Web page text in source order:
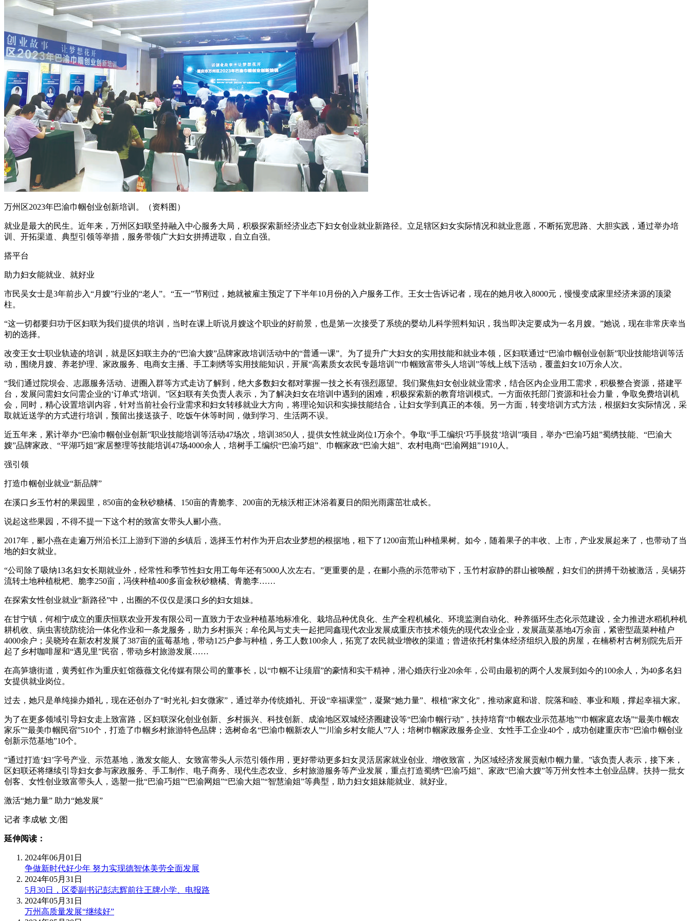
万州区2023年巴渝巾帼创业创新培训。（资料图）
就业是最大的民生。近年来，万州区妇联坚持融入中心服务大局，积极探索新经济业态下妇女创业就业新路径。立足辖区妇女实际情况和就业意愿，不断拓宽思路、大胆实践，通过举办培
训、开拓渠道、典型引领等举措，服务带领广大妇女拼搏进取，自立自强。
搭平台
助力妇女能就业、就好业
市民吴女士是3年前步入“月嫂”行业的“老人”。“五一”节刚过，她就被雇主预定了下半年10月份的入户服务工作。王女士告诉记者，现在的她月收入8000元，慢慢变成家里经济来源的顶梁
柱。
“这一切都要归功于区妇联为我们提供的培训，当时在课上听说月嫂这个职业的好前景，也是第一次接受了系统的婴幼儿科学照料知识，我当即决定要成为一名月嫂。”她说，现在非常庆幸当
初的选择。
改变王女士职业轨迹的培训，就是区妇联主办的“巴渝大嫂”品牌家政培训活动中的“普通一课”。为了提升广大妇女的实用技能和就业本领，区妇联通过“巴渝巾帼创业创新”职业技能培训等活
动，围绕月嫂、养老护理、家政服务、电商女主播、手工刺绣等实用技能知识，开展“高素质女农民专题培训”“巾帼致富带头人培训”等线上线下活动，覆盖妇女10万余人次。
“我们通过院坝会、志愿服务活动、进圈入群等方式走访了解到，绝大多数妇女都对掌握一技之长有强烈愿望。我们聚焦妇女创业就业需求，结合区内企业用工需求，积极整合资源，搭建平
台，发展问需妇女问需企业的‘订单式’培训。”区妇联有关负责人表示，为了解决妇女在培训中遇到的困难，积极探索新的教育培训模式。一方面依托部门资源和社会力量，争取免费培训机
会，同时，精心设置培训内容，针对当前社会行业需求和妇女转移就业大方向，将理论知识和实操技能结合，让妇女学到真正的本领。另一方面，转变培训方式方法，根据妇女实际情况，采
取就近送学的方式进行培训，预留出接送孩子、吃饭午休等时间，做到学习、生活两不误。
近五年来，累计举办“巴渝巾帼创业创新”职业技能培训等活动47场次，培训3850人，提供女性就业岗位1万余个。争取“手工编织‘巧手脱贫’培训”项目，举办“巴渝巧姐”蜀绣技能、“巴渝大
嫂”品牌家政、“平湖巧姐”家居整理等技能培训47场4000余人，培树手工编织“巴渝巧姐”、巾帼家政“巴渝大姐”、农村电商“巴渝网姐”1910人。
强引领
打造巾帼创业就业“新品牌”
在溪口乡玉竹村的果园里，850亩的金秋砂糖橘、150亩的青脆李、200亩的无核沃柑正沐浴着夏日的阳光雨露茁壮成长。
说起这些果园，不得不提一下这个村的致富女带头人郦小燕。
2017年，郦小燕在走遍万州沿长江上游到下游的乡镇后，选择玉竹村作为开启农业梦想的根据地，租下了1200亩荒山种植果树。如今，随着果子的丰收、上市，产业发展起来了，也带动了当
地的妇女就业。
“公司除了吸纳13名妇女长期就业外，经常性和季节性妇女用工每年还有5000人次左右。”更重要的是，在郦小燕的示范带动下，玉竹村寂静的群山被唤醒，妇女们的拼搏干劲被激活，吴锡芬
流转土地种植枇杷、脆李250亩，冯侠种植400多亩金秋砂糖橘、青脆李……
在探索女性创业就业“新路径”中，出圈的不仅仅是溪口乡的妇女姐妹。
在甘宁镇，何相宁成立的重庆恒联农业开发有限公司一直致力于农业种植基地标准化、栽培品种优良化、生产全程机械化、环境监测自动化、种养循环生态化示范建设，全力推进水稻机种机
耕机收、病虫害统防统治一体化作业和一条龙服务，助力乡村振兴；牟伦凤与丈夫一起把同鑫现代农业发展成重庆市技术领先的现代农业企业，发展蔬菜基地4万余亩，紧密型蔬菜种植户
4000余户；吴晓玲在新农村发展了387亩的蓝莓基地，带动125户参与种植，务工人数100余人，拓宽了农民就业增收的渠道；曾进依托村集体经济组织入股的房屋，在楠桥村古树别院先后开
起了乡村咖啡屋和“遇见里”民宿，带动乡村旅游发展……
在高笋塘街道，黄秀虹作为重庆虹馆薇薇文化传媒有限公司的董事长，以“巾帼不让须眉”的豪情和实干精神，潜心婚庆行业20余年，公司由最初的两个人发展到如今的100余人，为40多名妇
女提供就业岗位。
过去，她只是单纯操办婚礼，现在还创办了“时光礼·妇女微家”，通过举办传统婚礼、开设“幸福课堂”，凝聚“她力量”、根植“家文化”，推动家庭和谐、院落和睦、事业和顺，撑起幸福大家。
为了在更多领域引导妇女走上致富路，区妇联深化创业创新、乡村振兴、科技创新、成渝地区双城经济圈建设等“巴渝巾帼行动”，扶持培育“巾帼农业示范基地”“巾帼家庭农场”“最美巾帼农
家乐”“最美巾帼民宿”510个，打造了巾帼乡村旅游特色品牌；选树命名“巴渝巾帼新农人”“川渝乡村女能人”7人；培树巾帼家政服务企业、女性手工企业40个，成功创建重庆市“巴渝巾帼创业
创新示范基地”10个。
“通过打造‘妇’字号产业、示范基地，激发女能人、女致富带头人示范引领作用，更好带动更多妇女灵活居家就业创业、增收致富，为区域经济发展贡献巾帼力量。”该负责人表示，接下来，
区妇联还将继续引导妇女参与家政服务、手工制作、电子商务、现代生态农业、乡村旅游服务等产业发展，重点打造蜀绣“巴渝巧姐”、家政“巴渝大嫂”等万州女性本土创业品牌。扶持一批女
创客、女性创业致富带头人，选塑一批“巴渝巧姐”“巴渝网姐”“巴渝大姐”“智慧渝姐”等典型，助力妇女姐妹能就业、就好业。
激活“她力量” 助力“她发展”
记者 李成敏 文/图
延伸阅读：
2024年06月01日
争做新时代好少年 努力实现德智体美劳全面发展
2024年05月31日
5月30日，区委副书记彭志辉前往王牌小学、电报路
2024年05月31日
万州高质量发展“继续好”